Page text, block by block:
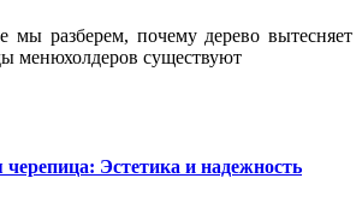
мы разберем, почему дерево вытесняет
менюхолдеров существуют
Эстетика и надежность